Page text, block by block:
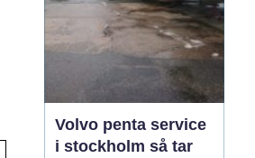
Volvo penta service
i stockholm så tar